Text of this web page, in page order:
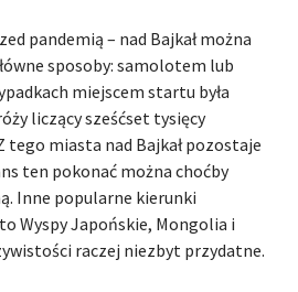
pandemią – nad Bajkał można
sposoby: samolotem lub
miejscem startu była
liczący sześćset tysięcy
tego miasta nad Bajkał pozostaje
ten pokonać można choćby
Inne popularne kierunki
Wyspy Japońskie, Mongolia i
raczej niezbyt przydatne.